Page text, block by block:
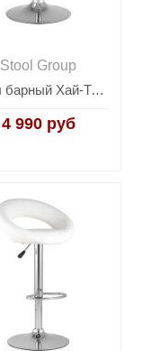
Stool Group
Стул барный Хай-Тек белый
4 990 руб